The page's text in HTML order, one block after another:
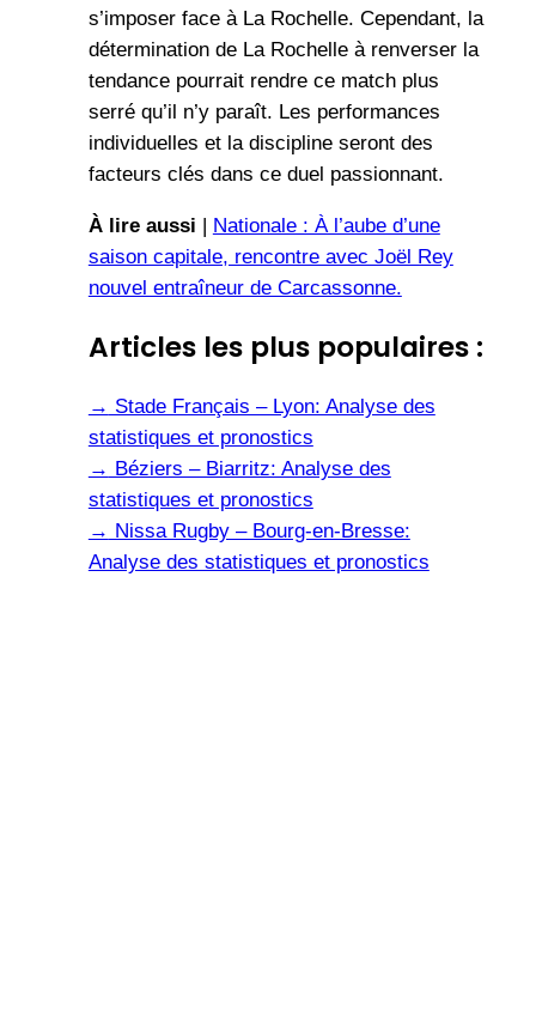
s’imposer face à La Rochelle. Cependant, la
détermination de La Rochelle à renverser la
tendance pourrait rendre ce match plus
serré qu’il n’y paraît. Les performances
individuelles et la discipline seront des
facteurs clés dans ce duel passionnant.
À lire aussi | Nationale : À l’aube d’une
saison capitale, rencontre avec Joël Rey
nouvel entraîneur de Carcassonne.
Articles les plus populaires :
→ Stade Français – Lyon: Analyse des
statistiques et pronostics
→ Béziers – Biarritz: Analyse des
statistiques et pronostics
→ Nissa Rugby – Bourg-en-Bresse:
Analyse des statistiques et pronostics